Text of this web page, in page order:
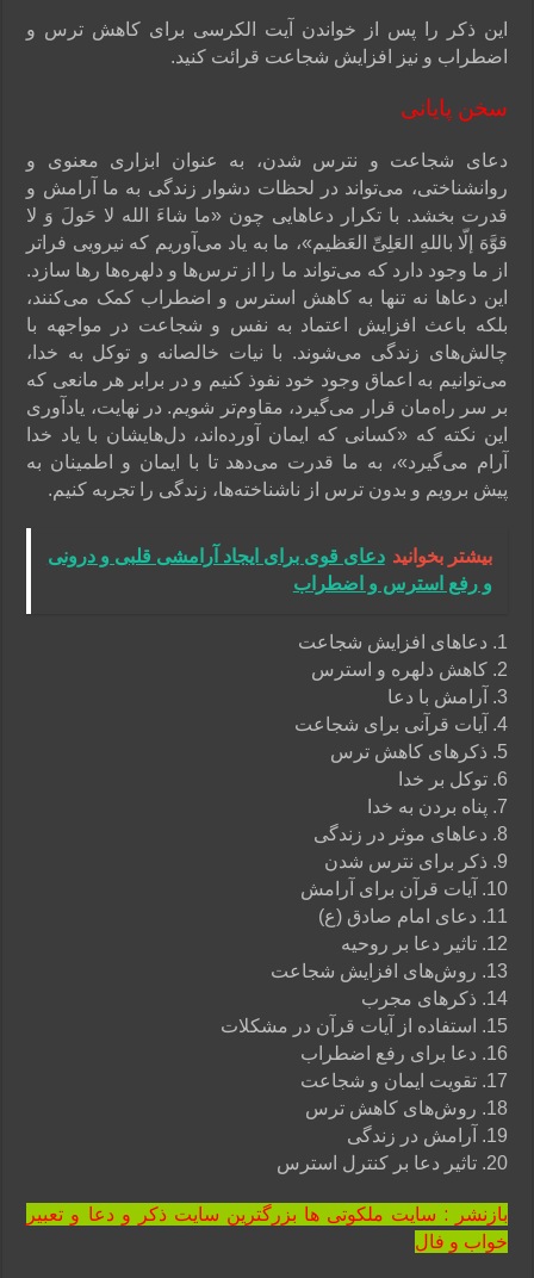
این ذکر را پس از خواندن آیت الکرسی برای کاهش ترس و
اضطراب و نیز افزایش شجاعت قرائت کنید.
سخن پایانی
دعای شجاعت و نترس شدن، به عنوان ابزاری معنوی و
روانشناختی، می‌تواند در لحظات دشوار زندگی به ما آرامش و
قدرت بخشد. با تکرار دعاهایی چون «ما شاءَ الله لا حَولَ وَ لا
قوَّهَ إلّا باللهِ العَلِیِّ العَظیم»، ما به یاد می‌آوریم که نیرویی فراتر
از ما وجود دارد که می‌تواند ما را از ترس‌ها و دلهره‌ها رها سازد.
این دعاها نه تنها به کاهش استرس و اضطراب کمک می‌کنند،
بلکه باعث افزایش اعتماد به نفس و شجاعت در مواجهه با
چالش‌های زندگی می‌شوند. با نیات خالصانه و توکل به خدا،
می‌توانیم به اعماق وجود خود نفوذ کنیم و در برابر هر مانعی که
بر سر راه‌مان قرار می‌گیرد، مقاوم‌تر شویم. در نهایت، یادآوری
این نکته که «کسانی که ایمان آورده‌اند، دل‌هایشان با یاد خدا
آرام می‌گیرد»، به ما قدرت می‌دهد تا با ایمان و اطمینان به
پیش برویم و بدون ترس از ناشناخته‌ها، زندگی را تجربه کنیم.
بیشتر بخوانید دعای قوی برای ایجاد آرامشی قلبی و درونی
و رفع استرس و اضطراب
1. دعاهای افزایش شجاعت
2. کاهش دلهره و استرس
3. آرامش با دعا
4. آیات قرآنی برای شجاعت
5. ذکرهای کاهش ترس
6. توکل بر خدا
7. پناه بردن به خدا
8. دعاهای موثر در زندگی
9. ذکر برای نترس شدن
10. آیات قرآن برای آرامش
11. دعای امام صادق (ع)
12. تاثیر دعا بر روحیه
13. روش‌های افزایش شجاعت
14. ذکرهای مجرب
15. استفاده از آیات قرآن در مشکلات
16. دعا برای رفع اضطراب
17. تقویت ایمان و شجاعت
18. روش‌های کاهش ترس
19. آرامش در زندگی
20. تاثیر دعا بر کنترل استرس
بازنشر : سایت ملکوتی ها بزرگترین سایت ذکر و دعا و تعبیر
خواب و فال